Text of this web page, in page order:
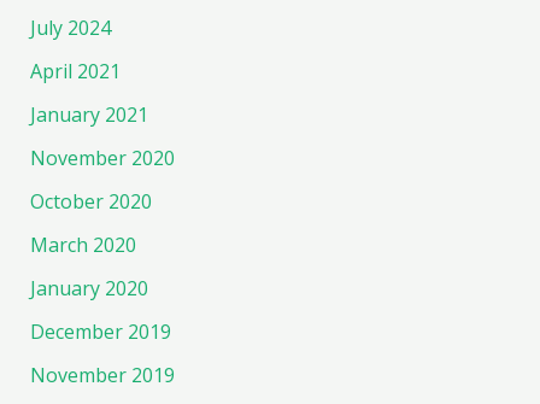
July 2024
April 2021
January 2021
November 2020
October 2020
March 2020
January 2020
December 2019
November 2019